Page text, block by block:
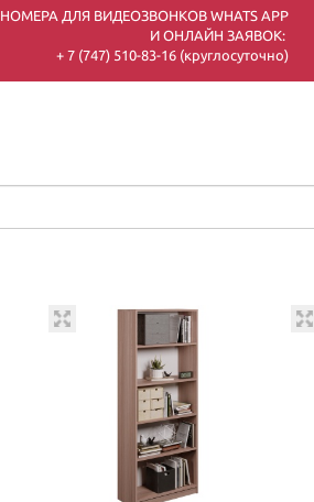
НОМЕРА ДЛЯ ВИДЕОЗВОНКОВ WHATS APP
И ОНЛАЙН ЗАЯВОК:
+ 7 (747) 510-83-16 (круглосуточно)